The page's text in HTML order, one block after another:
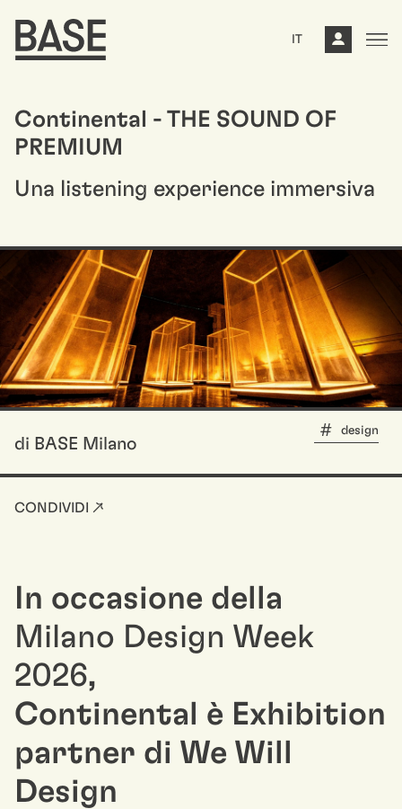
IT
Continental - THE SOUND OF
PREMIUM
Una listening experience immersiva
di BASE Milano
design
CONDIVIDI ↗
In occasione della
Milano Design Week
2026,
Continental è Exhibition
partner di We Will
Design